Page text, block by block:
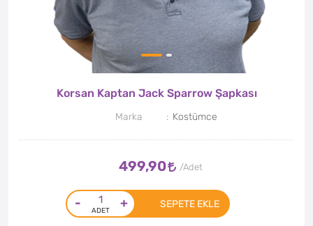
Korsan Kaptan Jack Sparrow Şapkası
Marka Kostümce
499,90
- + SEPETE EKLE